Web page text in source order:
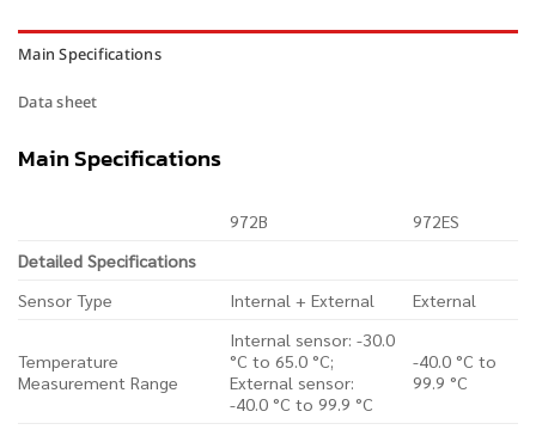
Main Specifications
Data sheet
Main Specifications
972B
972ES
Detailed Specifications
Sensor Type
Internal + External External
Temperature
Measurement Range
Internal sensor: -30.0
°C to 65.0 °C;
External sensor:
-40.0 °C to 99.9 °C
-40.0 °C to
99.9 °C